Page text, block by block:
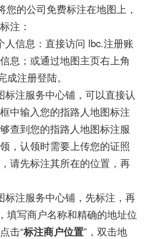
您的公司免费标注在地图上，
注：
人信息：直接访问 lbc.注册账
息；或通过地图主页右上角
成注册登陆。
标注服务中心铺，可以直接认
中输入您的指路人地图标注
查到您的指路人地图标注服
，认领时需要上传您的证照
请先标注其所在的位置，再
标注服务中心铺，先标注，再
填写商户名称和精确的地址位
击“标注商户位置”，双击地